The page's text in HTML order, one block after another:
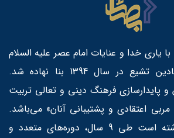
یاری خدا و عنایات امام عصر علیه السلام
و بر پایه اصول بنیادین تشیع در سال 1394 بنا نهاده شد.
پایدارسازی فرهنگ دینی و تعالی تربیت
اعتقادی و پشتیبانی آنان» می‌باشد.
این کانون توفیق داشته است طی 9 سال، دوره‌های متعدد و